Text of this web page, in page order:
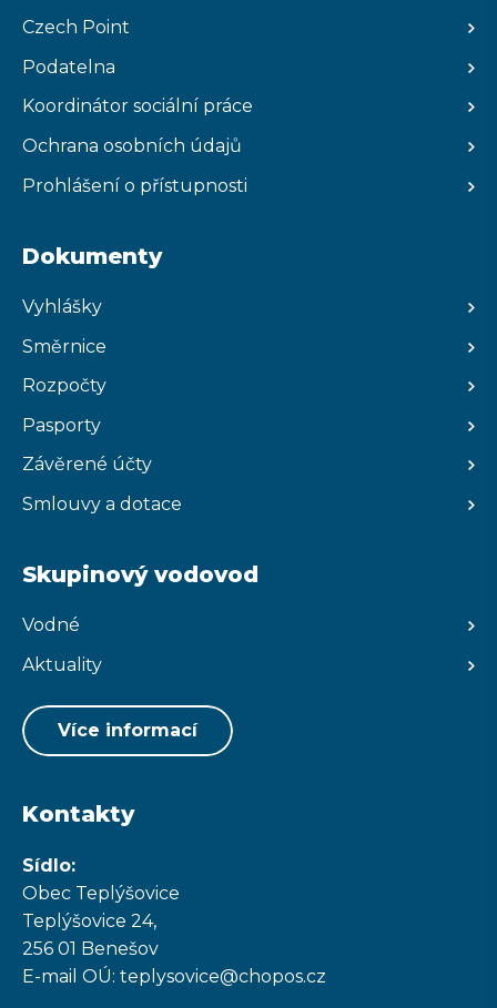
Czech Point
Podatelna
Koordinátor sociální práce
Ochrana osobních údajů
Prohlášení o přístupnosti
Dokumenty
Vyhlášky
Směrnice
Rozpočty
Pasporty
Závěrené účty
Smlouvy a dotace
Skupinový vodovod
Vodné
Aktuality
Více informací
Kontakty
Sídlo:
Obec Teplýšovice
Teplýšovice 24,
256 01 Benešov
E-mail OÚ: teplysovice@chopos.cz